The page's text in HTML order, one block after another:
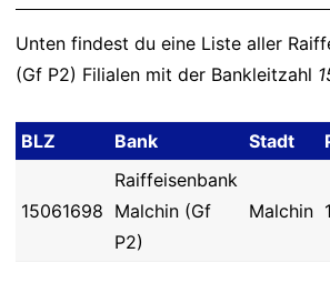
Unten findest du eine Liste aller
(Gf P2) Filialen mit der Bankleitzahl
BLZ Bank Stadt
15061698
Raiffeisenbank
Malchin (Gf
P2)
Malchin